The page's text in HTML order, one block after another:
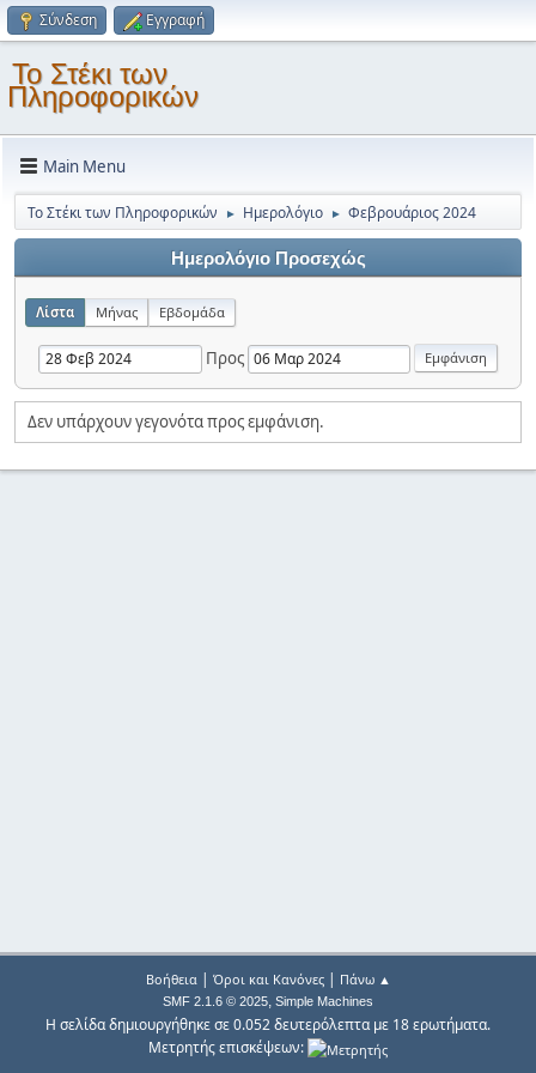
Σύνδεση Εγγραφή
Το Στέκι των
Πληροφορικών
Main Menu
Το Στέκι των Πληροφορικών ► Ημερολόγιο ► Φεβρουάριος 2024
Ημερολόγιο Προσεχώς
Λίστα Μήνας Εβδομάδα
Προς
Δεν υπάρχουν γεγονότα προς εμφάνιση.
Βοήθεια| Όροι και Κανόνες| Πάνω ▲
SMF 2.1.6 © 2025, Simple Machines
Η σελίδα δημιουργήθηκε σε 0.052 δευτερόλεπτα με 18 ερωτήματα.
Μετρητής επισκέψεων: